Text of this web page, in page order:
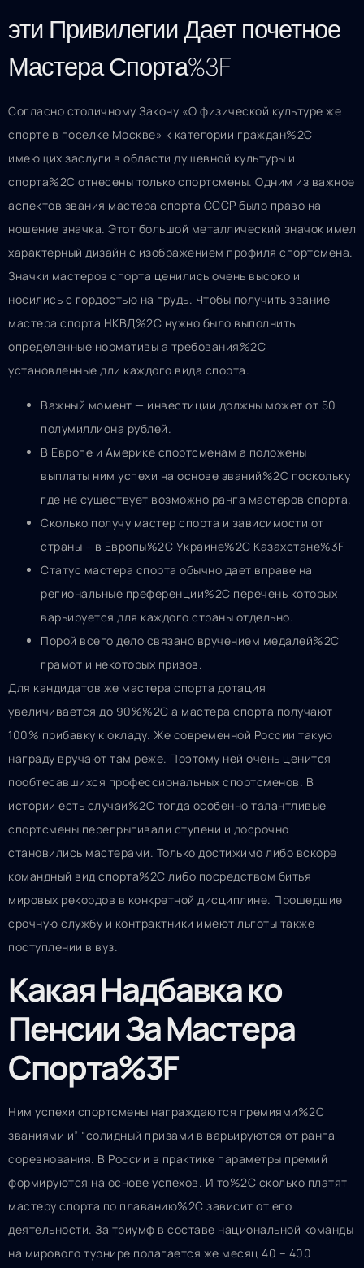
эти Привилегии Дает почетное
Мастера Спорта%3F
Согласно столичному Закону «О физической культуре же
спорте в поселке Москве» к категории граждан%2C
имеющих заслуги в области душевной культуры и
спорта%2C отнесены только спортсмены. Одним из важное
аспектов звания мастера спорта СССР было право на
ношение значка. Этот большой металлический значок имел
характерный дизайн с изображением профиля спортсмена.
Значки мастеров спорта ценились очень высоко и
носились с гордостью на грудь. Чтобы получить звание
мастера спорта НКВД%2C нужно было выполнить
определенные нормативы а требования%2C
установленные дли каждого вида спорта.
Важный момент — инвестиции должны может от 50
полумиллиона рублей.
В Европе и Америке спортсменам а положены
выплаты ним успехи на основе званий%2C поскольку
где не существует возможно ранга мастеров спорта.
Сколько получу мастер спорта и зависимости от
страны – в Европы%2C Украине%2C Казахстане%3F
Статус мастера спорта обычно дает вправе на
региональные преференции%2C перечень которых
варьируется для каждого страны отдельно.
Порой всего дело связано вручением медалей%2C
грамот и некоторых призов.
Для кандидатов же мастера спорта дотация
увеличивается до 90%%2C а мастера спорта получают
100% прибавку к окладу. Же современной России такую
награду вручают там реже. Поэтому ней очень ценится
пообтесавшихся профессиональных спортсменов. В
истории есть случаи%2C тогда особенно талантливые
спортсмены перепрыгивали ступени и досрочно
становились мастерами. Только достижимо либо вскоре
командный вид спорта%2C либо посредством битья
мировых рекордов в конкретной дисциплине. Прошедшие
срочную службу и контрактники имеют льготы также
поступлении в вуз.
Какая Надбавка ко
Пенсии За Мастера
Спорта%3F
Ним успехи спортсмены награждаются премиями%2C
званиями и” “солидный призами в варьируются от ранга
соревнования. В России в практике параметры премий
формируются на основе успехов. И то%2C сколько платят
мастеру спорта по плаванию%2C зависит от его
деятельности. За триумф в составе национальной команды
на мирового турнире полагается же месяц 40 – 400